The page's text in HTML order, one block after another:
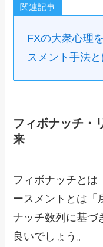
関連記事
FXの大衆心理
スメント手法と
フィボナッチ・
来
フィボナッチとは
ースメントとは「
ナッチ数列に基づ
良いでしょう。